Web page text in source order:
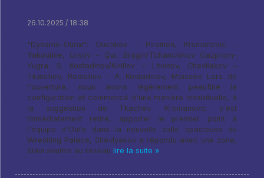
26.10.2025 / 18:38
"Dynamo-Oural": Ouchkov – Pirainen, Krsmanovic –
Yakoutine, Ursov – Qui, Bragin/Tchanchikov Gazprom-
Yugra: S. Kostadinov/Kirillov – Litvinov, Chevliakov –
Tkatchev, Rodichev – A. Kostadinov, Moiseev Lors de
l'ouverture, nous avons légèrement peaufiné la
configuration et commencé d'une manière inhabituelle, à
la suggestion de Tkachev. Krsmanovic s'est
immédiatement retiré, apporter le premier point à
l'équipe d'Oufa dans la nouvelle salle spacieuse du
Wrestling Palace, Shevlyakov a répondu avec une zone,
Slavi soumis au réseau lire la suite »